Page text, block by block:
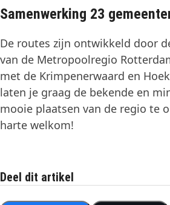
Samenwerking 23
De routes zijn ontwikkeld door
van de Metropoolregio
met de Krimpenerwaard en
laten je graag de bekende en
mooie plaatsen van de regio te
harte welkom!
Deel dit artikel